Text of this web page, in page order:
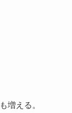
増える。